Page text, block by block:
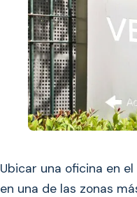
Ubicar una oficina en
en una de las zonas